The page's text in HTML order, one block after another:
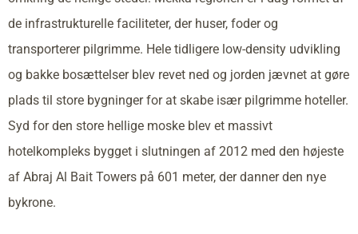
de infrastrukturelle faciliteter, der huser, foder og
transporterer pilgrimme. Hele tidligere low-density udvikling
og bakke bosættelser blev revet ned og jorden jævnet at gøre
plads til store bygninger for at skabe især pilgrimme hoteller.
Syd for den store hellige moske blev et massivt
hotelkompleks bygget i slutningen af 2012 med den højeste
af Abraj Al Bait Towers på 601 meter, der danner den nye
bykrone.